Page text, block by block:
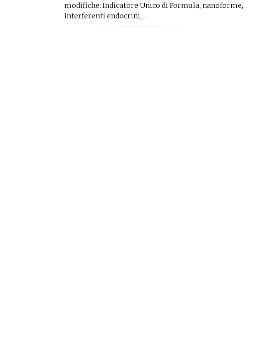
modifiche: Indicatore Unico di Formula, nanoforme,
interferenti endocrini, …